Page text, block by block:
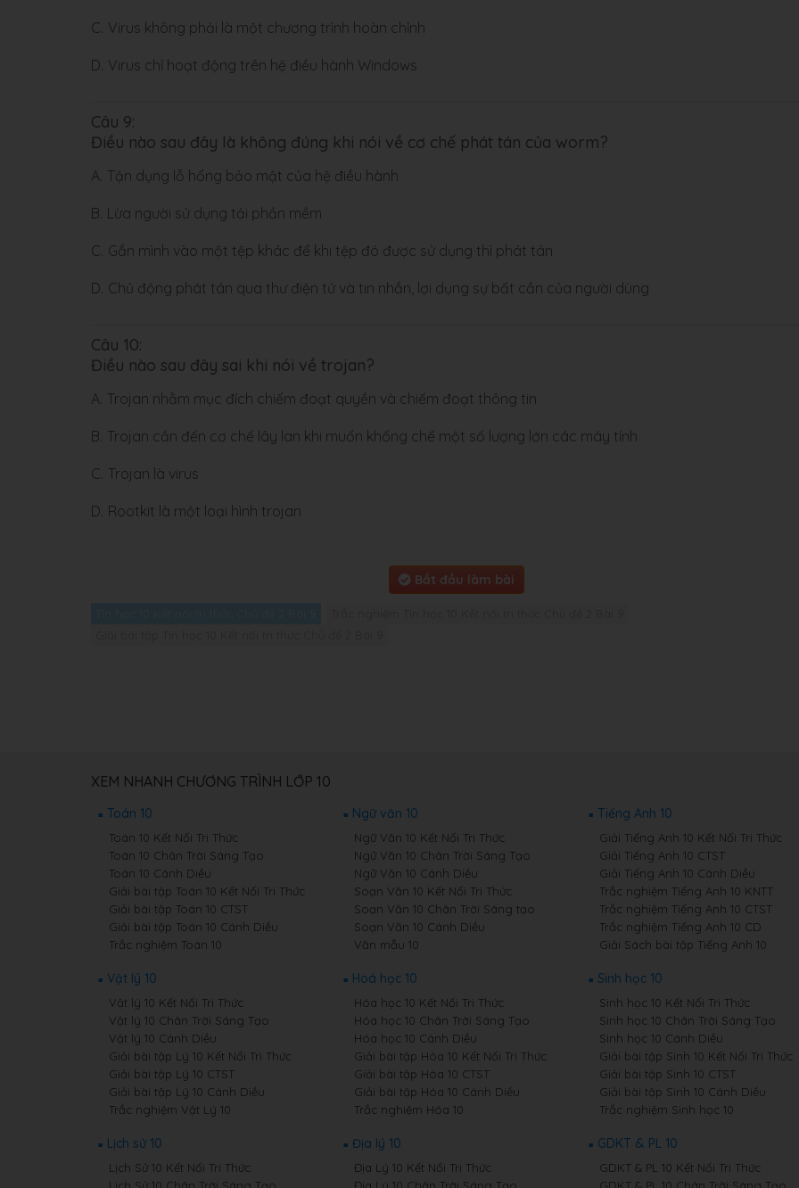
C. Virus không phải là một chương trình hoàn chỉnh
D. Virus chỉ hoạt động trên hệ điều hành Windows
Câu 9:
Điều nào sau đây là không đúng khi nói về cơ chế phát tán của worm?
A. Tận dụng lỗ hổng bảo mật của hệ điều hành
B. Lừa người sử dụng tải phần mềm
C. Gắn mình vào một tệp khác để khi tệp đó được sử dụng thì phát tán
D. Chủ động phát tán qua thư điện tử và tin nhắn, lợi dụng sự bất cần của người dùng
Câu 10:
Điều nào sau đây sai khi nói về trojan?
A. Trojan nhằm mục đích chiếm đoạt quyền và chiếm đoạt thông tin
B. Trojan cần đến cơ chế lây lan khi muốn khống chế một số lượng lớn các máy tính
C. Trojan là virus
D. Rootkit là một loại hình trojan
Bắt đầu làm bài
XEM NHANH CHƯƠNG TRÌNH LỚP 10
Toán 10
Toán 10 Kết Nối Tri Thức
Toán 10 Chân Trời Sáng Tạo
Toán 10 Cánh Diều
Giải bài tập Toán 10 Kết Nối Tri Thức
Giải bài tập Toán 10 CTST
Giải bài tập Toán 10 Cánh Diều
Trắc nghiệm Toán 10
Ngữ văn 10
Ngữ Văn 10 Kết Nối Tri Thức
Ngữ Văn 10 Chân Trời Sáng Tạo
Ngữ Văn 10 Cánh Diều
Soạn Văn 10 Kết Nối Tri Thức
Soạn Văn 10 Chân Trời Sáng tạo
Soạn Văn 10 Cánh Diều
Văn mẫu 10
Tiếng Anh 10
Giải Tiếng Anh 10 Kết Nối Tri Thức
Giải Tiếng Anh 10 CTST
Giải Tiếng Anh 10 Cánh Diều
Trắc nghiệm Tiếng Anh 10 KNTT
Trắc nghiệm Tiếng Anh 10 CTST
Trắc nghiệm Tiếng Anh 10 CD
Giải Sách bài tập Tiếng Anh 10
Vật lý 10
Vật lý 10 Kết Nối Tri Thức
Vật lý 10 Chân Trời Sáng Tạo
Vật lý 10 Cánh Diều
Giải bài tập Lý 10 Kết Nối Tri Thức
Giải bài tập Lý 10 CTST
Giải bài tập Lý 10 Cánh Diều
Trắc nghiệm Vật Lý 10
Hoá học 10
Hóa học 10 Kết Nối Tri Thức
Hóa học 10 Chân Trời Sáng Tạo
Hóa học 10 Cánh Diều
Giải bài tập Hóa 10 Kết Nối Tri Thức
Giải bài tập Hóa 10 CTST
Giải bài tập Hóa 10 Cánh Diều
Trắc nghiệm Hóa 10
Sinh học 10
Sinh học 10 Kết Nối Tri Thức
Sinh học 10 Chân Trời Sáng Tạo
Sinh học 10 Cánh Diều
Giải bài tập Sinh 10 Kết Nối Tri Thức
Giải bài tập Sinh 10 CTST
Giải bài tập Sinh 10 Cánh Diều
Trắc nghiệm Sinh học 10
Lịch sử 10
Lịch Sử 10 Kết Nối Tri Thức
Địa lý 10
Địa Lý 10 Kết Nối Tri Thức
GDKT & PL 10
GDKT & PL 10 Kết Nối Tri Thức